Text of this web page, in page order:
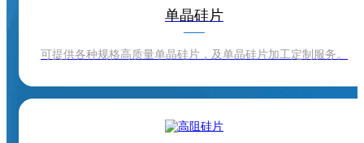
单晶硅片
可提供各种规格高质量单晶硅片，及单晶硅片加工定制服务。